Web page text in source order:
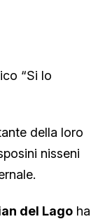
“Si lo
della loro
nisseni
del Lago ha